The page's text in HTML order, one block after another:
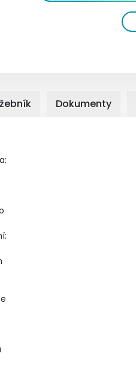
Dokumenty